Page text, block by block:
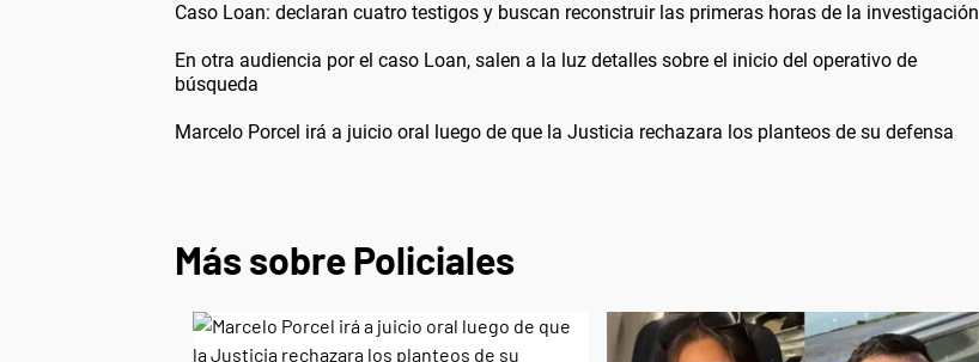
Caso Loan: declaran cuatro testigos y buscan reconstruir las primeras horas de la investigación
En otra audiencia por el caso Loan, salen a la luz detalles sobre el inicio del operativo de
búsqueda
Marcelo Porcel irá a juicio oral luego de que la Justicia rechazara los planteos de su defensa
Más sobre Policiales